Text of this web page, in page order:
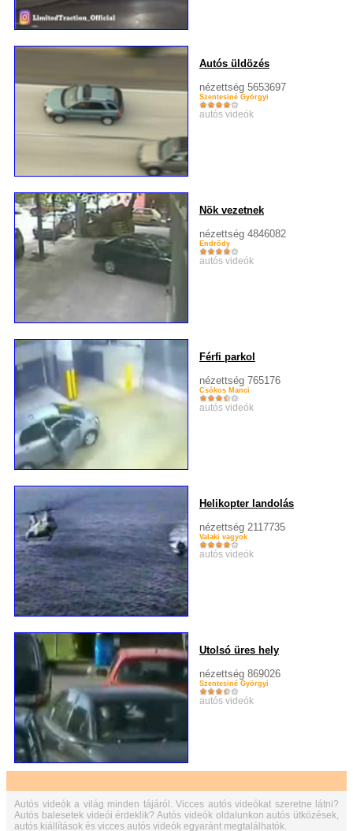
Autós üldözés
nézettség 5653697
Szentesiné Györgyi
autós videók
Nõk vezetnek
nézettség 4846082
Endrõdy
autós videók
Férfi parkol
nézettség 765176
Csókos Manci
autós videók
Helikopter landolás
nézettség 2117735
Valaki vagyok
autós videók
Utolsó üres hely
nézettség 869026
Szentesiné Györgyi
autós videók
Autós videók a világ minden tájáról. Vicces autós videókat szeretne látni?
Autós balesetek videói érdeklik? Autós videók oldalunkon autós ütközések,
autós kiállítások és vicces autós videók egyaránt megtalálhatók.